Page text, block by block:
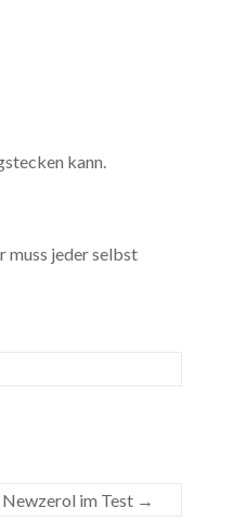
kann.
muss jeder selbst
im Test →